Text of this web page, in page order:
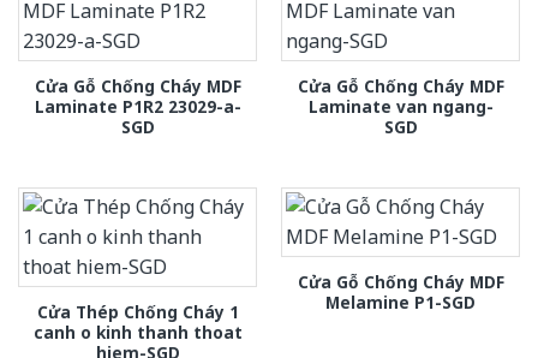
Cửa Gỗ Chống Cháy MDF
Laminate P1R2 23029-a-
SGD
Cửa Gỗ Chống Cháy MDF
Laminate van ngang-
SGD
Cửa Thép Chống Cháy 1
canh o kinh thanh thoat
hiem-SGD
Cửa Gỗ Chống Cháy MDF
Melamine P1-SGD